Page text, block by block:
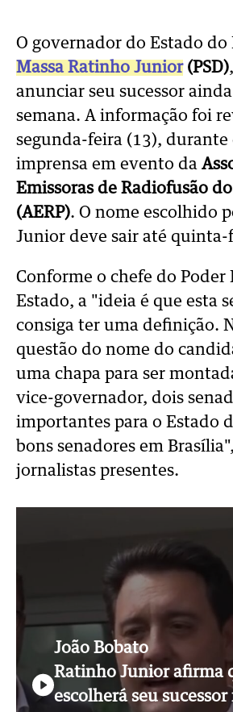
O governador do Estado do
Massa Ratinho Junior(PSD)
anunciar seu sucessor
semana. A informação foi
segunda-feira (13), durante
imprensa em evento da
Emissoras de Radiofusão
(AERP). O nome escolhido
Junior deve sair até quinta-
Conforme o chefe do Poder
Estado, a "ideia é que esta
consiga ter uma definição.
questão do nome do
uma chapa para ser
vice-governador, dois
importantes para o Estado
bons senadores em
jornalistas presentes.
João Bobato
Ratinho Junior afirma
escolherá seu sucessor